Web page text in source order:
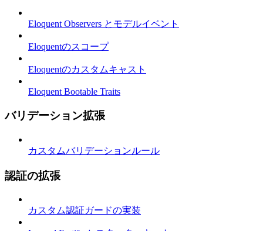
Eloquent Observers とモデルイベント
Eloquentのスコープ
Eloquentのカスタムキャスト
Eloquent Bootable Traits
バリデーション拡張
カスタムバリデーションルール
認証の拡張
カスタム認証ガードの実装